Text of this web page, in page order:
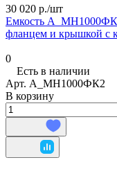
30 020 р./шт
Емкость
фланцем и крышкой с
0
Есть в наличии
Арт. А_МН1000ФК2
В корзину